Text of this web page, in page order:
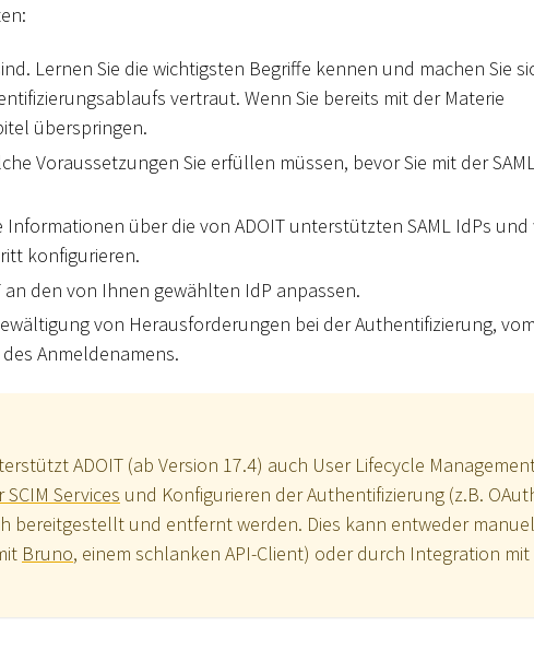
Lernen Sie die wichtigsten Begriffe kennen und machen Sie
vertraut. Wenn Sie bereits mit der Materie
überspringen.
Voraussetzungen Sie erfüllen müssen, bevor Sie mit der
Informationen über die von ADOIT unterstützten SAML IdPs und
konfigurieren.
an den von Ihnen gewählten IdP anpassen.
von Herausforderungen bei der Authentifizierung,
Anmeldenamens.
ADOIT (ab Version 17.4) auch User Lifecycle
Services und Konfigurieren der Authentifizierung (z.B.
bereitgestellt und entfernt werden. Dies kann entweder
Bruno, einem schlanken API-Client) oder durch Integration mit